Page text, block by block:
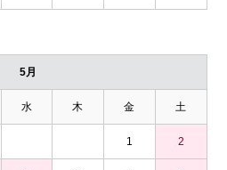
5月
水 木 金 土
1 2